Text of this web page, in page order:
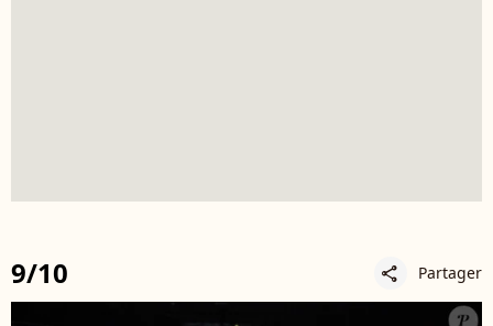
9/10 share Partager